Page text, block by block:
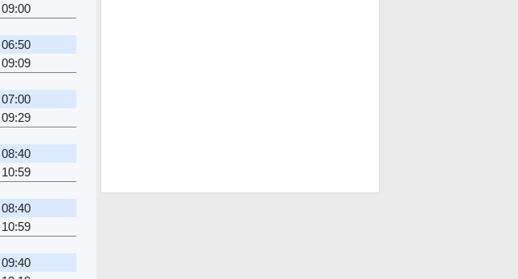
09:00
06:50
09:09
07:00
09:29
08:40
10:59
08:40
10:59
09:40